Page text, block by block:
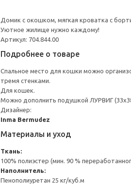
Домик с окошком, мягкая кроватка с
Уютное жилище нужно каждому!
Артикул: 704.844.00
Подробнее о товаре
Спальное место для кошки можно
тремя стенками.
Для кошек.
Можно дополнить подушкой ЛУРВИГ
Дизайнер:
Inma Bermudez
Материалы и уход
Ткань:
100% полиэстер (мин. 90 %
Наполнитель:
Пенополиуретан 25 кг/куб.м